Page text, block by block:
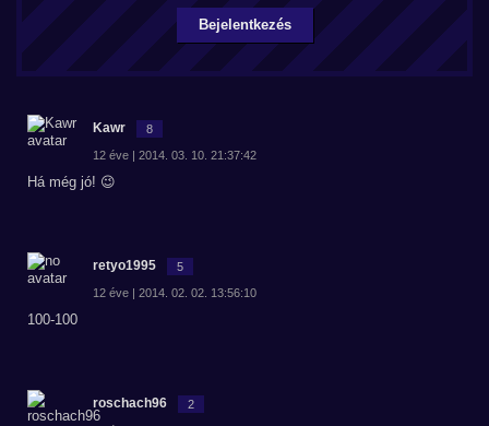
Bejelentkezés
Kawr 8
12 éve | 2014. 03. 10. 21:37:42
Há még jó! 😉
retyo1995 5
12 éve | 2014. 02. 02. 13:56:10
100-100
roschach96 2